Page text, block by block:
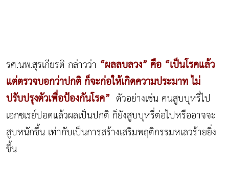
รศ.นพ.สุรเกียรติ กล่าวว่า “ผลลบลวง” คือ “เป็นโรคแล้ว
แต่ตรวจบอกว่าปกติ ก็จะก่อให้เกิดความประมาท ไม่
ปรับปรุงตัวเพื่อป้องกันโรค” ตัวอย่างเช่น คนสูบบุหรี่ไป
เอกซเรย์ปอดแล้วผลเป็นปกติ ก็ยังสูบบุหรี่ต่อไปหรืออาจจะ
สูบหนักขึ้น เท่ากับเป็นการสร้างเสริมพฤติกรรมหเลวร้ายยิ่ง
ขึ้น